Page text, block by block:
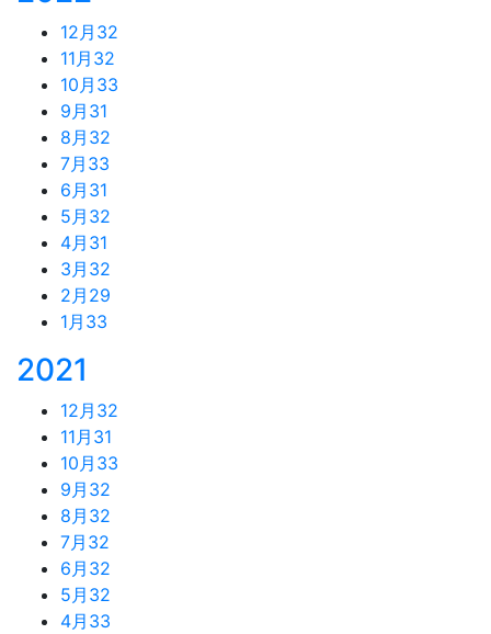
12月 32
11月 32
10月 33
9月 31
8月 32
7月 33
6月 31
5月 32
4月 31
3月 32
2月 29
1月 33
2021
12月 32
11月 31
10月 33
9月 32
8月 32
7月 32
6月 32
5月 32
4月 33